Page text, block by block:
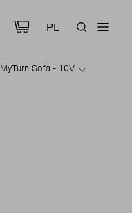
PL
MyTurn Sofa - 10V